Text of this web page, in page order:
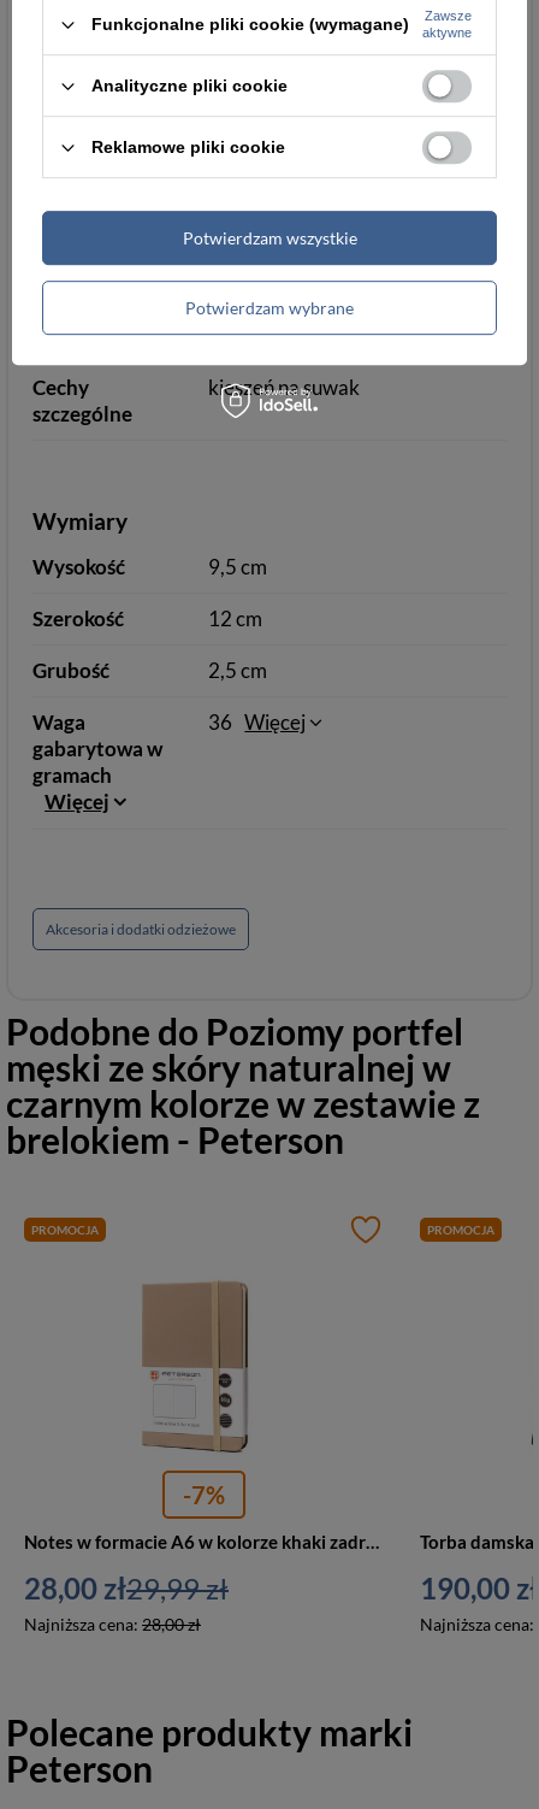
Kieszeń na
monety
zamykana na zatrzask
Informacje dodatkowe
Pudełko
rejestracyjny
mieści
Cechy
szczególne
kieszeń na suwak
Wymiary
Wysokość 9,5 cm
Szerokość 12 cm
Grubość 2,5 cm
Waga
gabarytowa w
gramach
Więcej
36 Więcej
Akcesoria i dodatki odzieżowe
Podobne do Poziomy portfel
męski ze skóry naturalnej w
czarnym kolorze w zestawie z
brelokiem - Peterson
PROMOCJA
-7%
Notes w formacie A6 w kolorze khaki zadrukowany w linie - Peterson
28,00 zł
Najniższa cena: 28,00 zł
29,99 zł
PROMOCJA
190,00 zł
Najniższa cena:
Polecane produkty marki
Peterson
Funkcjonalne pliki cookie (wymagane)
Zawsze
aktywne
Analityczne pliki cookie
Reklamowe pliki cookie
Potwierdzam wybrane
Potwierdzam wszystkie